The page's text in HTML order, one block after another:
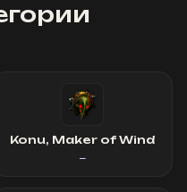
Konu, Maker of Wind
—